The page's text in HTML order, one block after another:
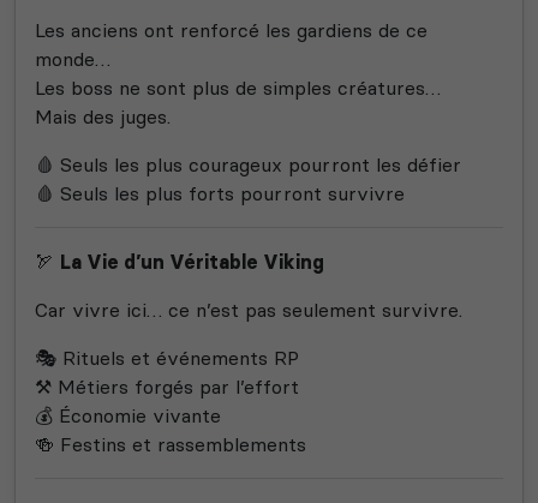
Les anciens ont renforcé les gardiens de ce
monde…
Les boss ne sont plus de simples créatures…
Mais des juges.
🩸 Seuls les plus courageux pourront les défier
🩸 Seuls les plus forts pourront survivre
🏹 La Vie d’un Véritable Viking
Car vivre ici… ce n’est pas seulement survivre.
🎭 Rituels et événements RP
⚒️ Métiers forgés par l’effort
💰 Économie vivante
🍻 Festins et rassemblements